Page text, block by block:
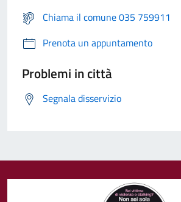
Chiama il comune 035 759911
Prenota un appuntamento
Problemi in città
Segnala disservizio